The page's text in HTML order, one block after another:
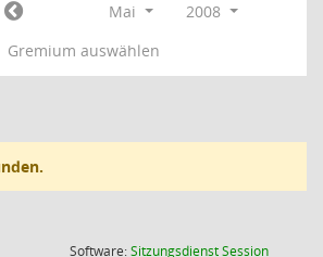
Mai
2008
Gremium auswählen
Software:SitzungsdienstSession(Wird in